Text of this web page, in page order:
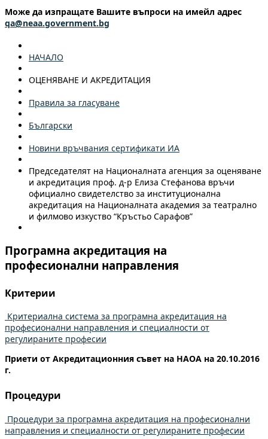
Може да изпращате Вашите въпроси на имейл адрес
qa@neaa.government.bg
НАЧАЛО
ОЦЕНЯВАНЕ И АКРЕДИТАЦИЯ
Правила за гласуване
Български
Новини връчвания сертификати ИА
Председателят на Националната агенция за оценяване
и акредитация проф. д-р Елиза Стефанова връчи
официално свидетелство за институционална
акредитация на Националната академия за театрално
и филмово изкуство “Кръстьо Сарафов”
Програмна акредитация на
професионални направления
Критерии
Критериална система за програмна акредитация на
професионални направления и специалности от
регулираните професии
Приети от Акредитационния съвет на НАОА на 20.10.2016
г.
Процедури
Процедури за програмна акредитация на професионални
направления и специалности от регулираните професии